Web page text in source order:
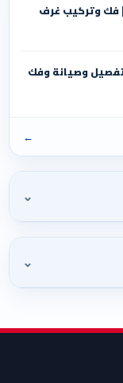
الفيحاء بمكة 0546138860⁩ | فك وتركيب غرف
العوالي 0546138860⁩ | تفصيل وصيانة وفك
←
⌄
⌄